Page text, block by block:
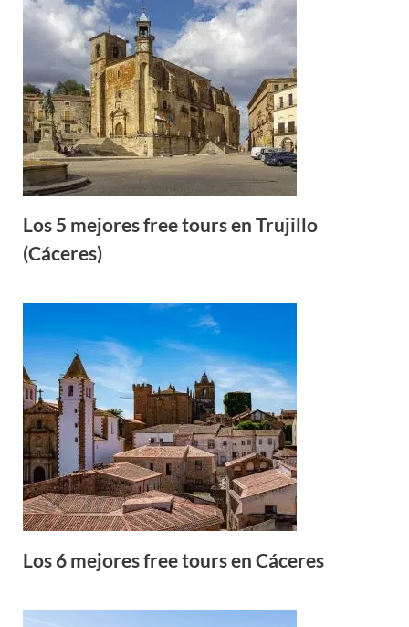
Los 5 mejores free tours en Trujillo
(Cáceres)
Los 6 mejores free tours en Cáceres